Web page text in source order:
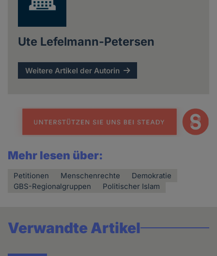
Ute Lefelmann-Petersen
Weitere Artikel der Autorin
Mehr lesen über:
Petitionen Menschenrechte
Demokratie
GBS-Regionalgruppen
Politischer Islam
Verwandte Artikel